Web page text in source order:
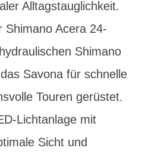
Alltagstauglichkeit.
Shimano Acera 24-
Shimano
Savona für schnelle
Touren gerüstet.
Lichtanlage mit
Sicht und